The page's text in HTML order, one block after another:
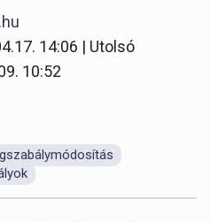
14:06 | Utolsó
10:52